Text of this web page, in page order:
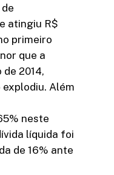
atingiu R$
primeiro
que a
2014,
Além
neste
líquida foi
de 16% ante